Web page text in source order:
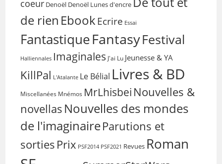
coeur Denoël Denoël Lunes d'encre
de rien EbookEcrire Essai
FantastiqueFantasyFestival
Halliennales Imaginales J'ai Lu Jeunesse & YA
KillPal L'Atalante Le Bélial Livres & BD
Miscellanées Mnémos MrLhisbei Nouvelles &
novellas Nouvelles des mondes
de l'imaginaireParutions et
sorties Prix PSF2014 PSF2021 Revues Roman